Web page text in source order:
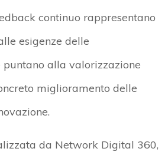
continuo rappresentano
esigenze delle
puntano alla valorizzazione
miglioramento delle
da Network Digital 360,